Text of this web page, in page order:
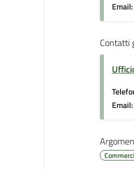
Email:
Contatti
Email: